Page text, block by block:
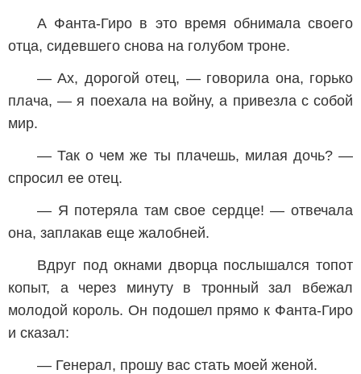
А Фанта-Гиро в это время обнимала своего
отца, сидевшего снова на голубом троне.
— Ах, дорогой отец, — говорила она, горько
плача, — я поехала на войну, а привезла с собой
мир.
— Так о чем же ты плачешь, милая дочь? —
спросил ее отец.
— Я потеряла там свое сердце! — отвечала
она, заплакав еще жалобней.
Вдруг под окнами дворца послышался топот
копыт, а через минуту в тронный зал вбежал
молодой король. Он подошел прямо к Фанта-Гиро
и сказал:
— Генерал, прошу вас стать моей женой.